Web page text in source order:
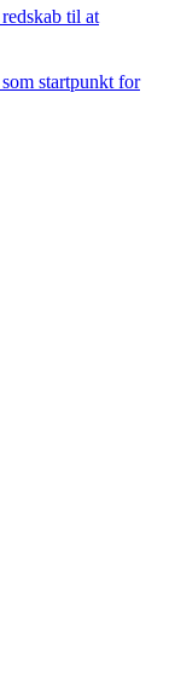
til at
startpunkt for